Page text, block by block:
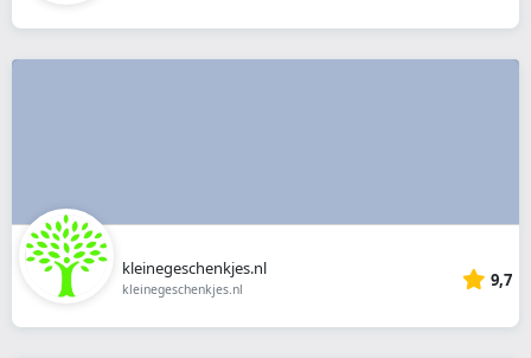
kleinegeschenkjes.nl
kleinegeschenkjes.nl 9,7